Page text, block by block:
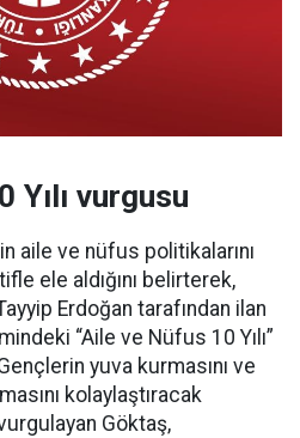
Yılı vurgusu
aile ve nüfus politikalarını
ele aldığını belirterek,
Erdoğan tarafından ilan
“Aile ve Nüfus 10 Yılı”
yuva kurmasını ve
kolaylaştıracak
Göktaş,